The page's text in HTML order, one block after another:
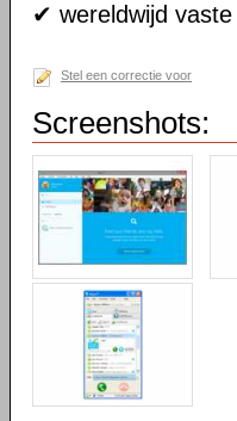
✔ wereldwijd
Stel een correctie voor
Screenshots: